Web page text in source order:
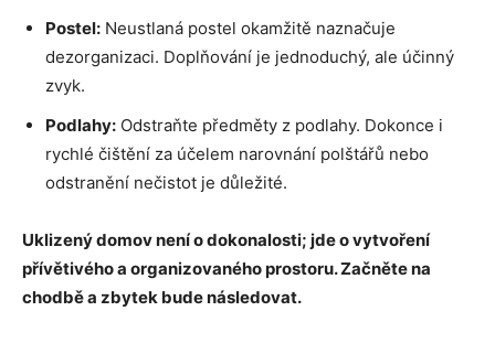
Postel: Neustlaná postel okamžitě naznačuje
dezorganizaci. Doplňování je jednoduchý, ale účinný
zvyk.
Podlahy: Odstraňte předměty z podlahy. Dokonce i
rychlé čištění za účelem narovnání polštářů nebo
odstranění nečistot je důležité.
Uklizený domov není o dokonalosti; jde o vytvoření
přívětivého a organizovaného prostoru. Začněte na
chodbě a zbytek bude následovat.